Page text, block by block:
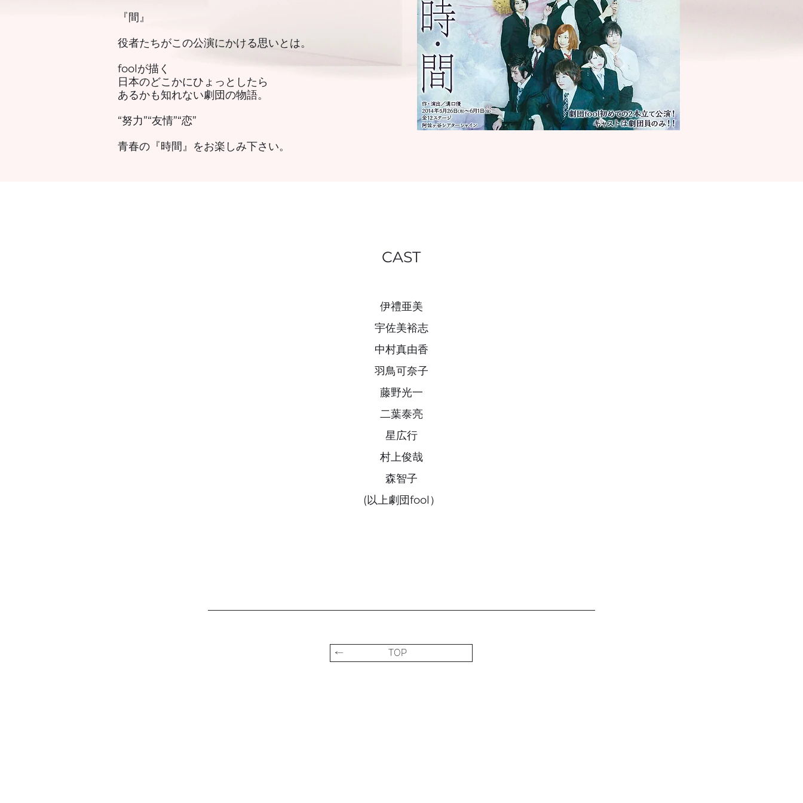
CAST
伊禮亜美
宇佐美裕志
中村真由香
羽鳥可奈子
藤野光一
二葉泰亮
星広行
村上俊哉
森智子
(以上劇団fool）
『間』
役者たちがこの公演にかける思いとは。
foolが描く
日本のどこかにひょっとしたら
あるかも知れない劇団の物語。
“努力”“友情”“恋”
青春の『時間』をお楽しみ下さい。
← TOP